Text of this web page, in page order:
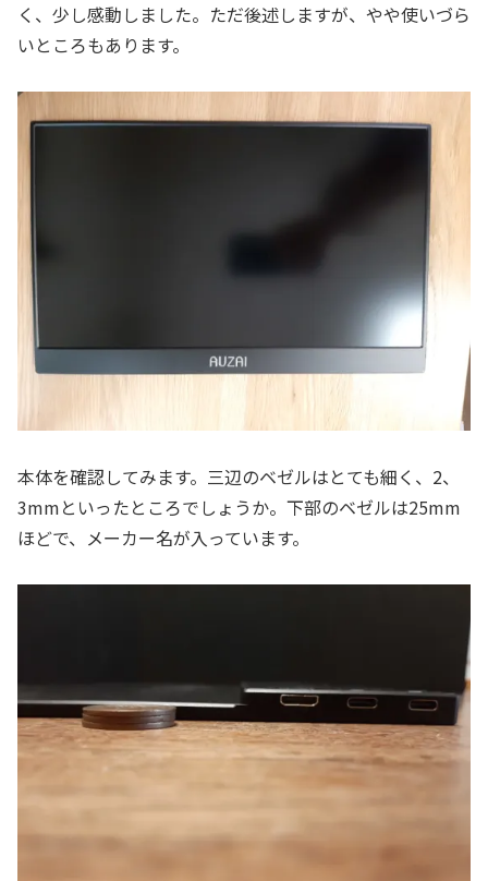
く、少し感動しました。ただ後述しますが、やや使いづら
いところもあります。
本体を確認してみます。三辺のベゼルはとても細く、2、
3mmといったところでしょうか。下部のベゼルは25mm
ほどで、メーカー名が入っています。